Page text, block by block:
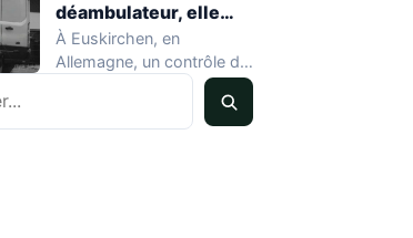
déambulateur, elle
sauve un chauffard
sans le savoir
À Euskirchen, en
Allemagne, un contrôle de
vitesse ordinaire a tourné
à l'anecdote mondiale…